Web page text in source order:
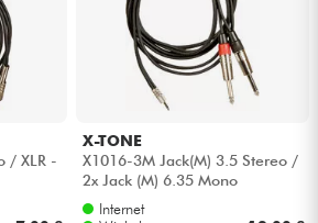
/ XLR -
X-TONE
X1016-3M Jack(M) 3.5 Stereo /
2x Jack (M) 6.35 Mono
Internet